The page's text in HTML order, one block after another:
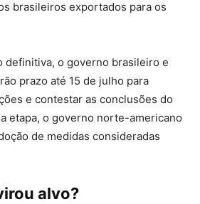
brasileiros exportados para os
definitiva, o governo brasileiro e
prazo até 15 de julho para
e contestar as conclusões do
etapa, o governo norte-americano
de medidas consideradas
alvo?